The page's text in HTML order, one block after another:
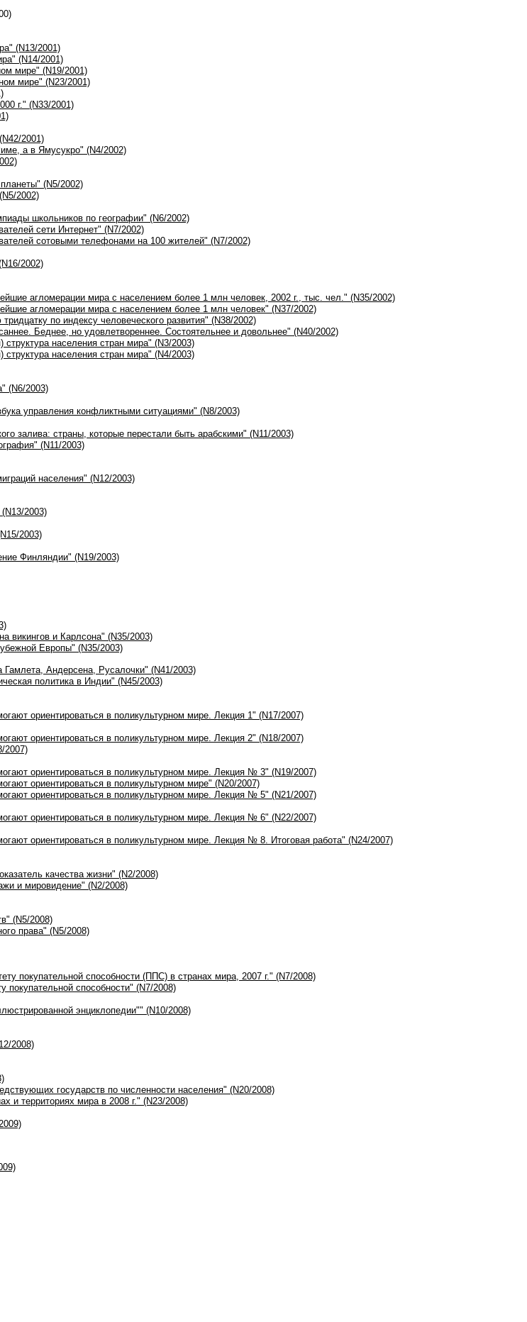
(N13/2001)
(N14/2001)
мире" (N19/2001)
мире" (N23/2001)
г." (N33/2001)
2001)
а в Ямусукро" (N4/2002)
(N5/2002)
2002)
школьников по географии" (N6/2002)
сети Интернет" (N7/2002)
сотовыми телефонами на 100 жителей" (N7/2002)
2002)
агломерации мира с населением более 1 млн человек, 2002 г., тыс. чел." (N35/2002)
агломерации мира с населением более 1 млн человек" (N37/2002)
по индексу человеческого развития" (N38/2002)
Беднее, но удовлетвореннее. Состоятельнее и довольнее" (N40/2002)
структура населения стран мира" (N3/2003)
структура населения стран мира" (N4/2003)
(N6/2003)
управления конфликтными ситуациями" (N8/2003)
залива: страны, которые перестали быть арабскими" (N11/2003)
(N11/2003)
населения" (N12/2003)
(N13/2003)
2003)
Финляндии" (N19/2003)
викингов и Карлсона" (N35/2003)
Европы" (N35/2003)
Гамлета, Андерсена, Русалочки" (N41/2003)
политика в Индии" (N45/2003)
ориентироваться в поликультурном мире. Лекция 1" (N17/2007)
ориентироваться в поликультурном мире. Лекция 2" (N18/2007)
2007)
ориентироваться в поликультурном мире. Лекция № 3" (N19/2007)
ориентироваться в поликультурном мире" (N20/2007)
ориентироваться в поликультурном мире. Лекция № 5" (N21/2007)
ориентироваться в поликультурном мире. Лекция № 6" (N22/2007)
ориентироваться в поликультурном мире. Лекция № 8. Итоговая работа" (N24/2007)
качества жизни" (N2/2008)
и мировидение" (N2/2008)
(N5/2008)
права" (N5/2008)
покупательной способности (ППС) в странах мира, 2007 г." (N7/2008)
покупательной способности" (N7/2008)
энциклопедии"" (N10/2008)
2008)
государств по численности населения" (N20/2008)
и территориях мира в 2008 г." (N23/2008)